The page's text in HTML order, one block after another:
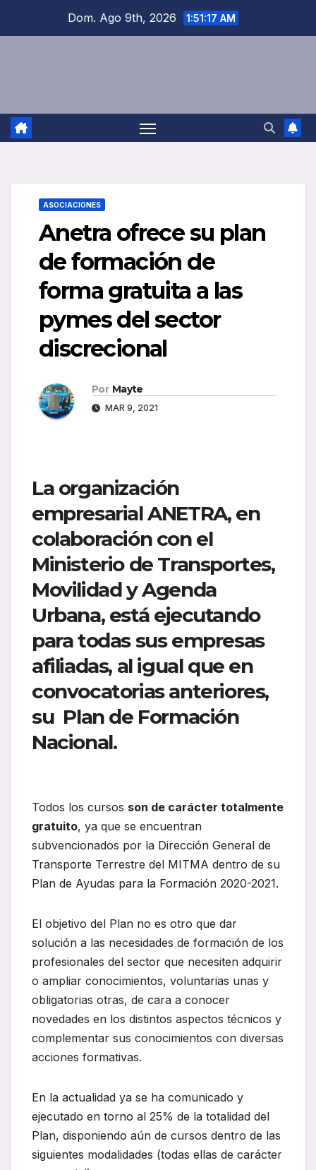
Dom. Ago 9th, 2026 1:51:18 AM
ASOCIACIONES
Anetra ofrece su plan
de formación de
forma gratuita a las
pymes del sector
discrecional
Por Mayte
MAR 9, 2021
La organización
empresarialANETRA, en
colaboración con el
Ministerio de Transportes,
Movilidad y Agenda
Urbana, está ejecutando
para todas sus empresas
afiliadas, al igual que en
convocatorias anteriores,
su Plan de Formación
Nacional.
Todos los cursos son de carácter totalmente
gratuito, ya que se encuentran
subvencionados por la Dirección General de
Transporte Terrestre del MITMA dentro de su
Plan de Ayudas para la Formación 2020-2021.
El objetivo del Plan no es otro que dar
solución a las necesidades de formación de los
profesionales del sector que necesiten adquirir
o ampliar conocimientos, voluntarias unas y
obligatorias otras, de cara a conocer
novedades en los distintos aspectos técnicos y
complementar sus conocimientos con diversas
acciones formativas.
En la actualidad ya se ha comunicado y
ejecutado en torno al 25% de la totalidad del
Plan, disponiendo aún de cursos dentro de las
siguientes modalidades (todas ellas de carácter